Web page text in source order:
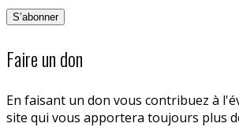
Faire un don
En faisant un don vous contribuez à
site qui vous apportera toujours plus